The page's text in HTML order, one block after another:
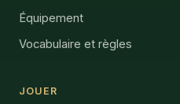
Équipement
Vocabulaire et règles
JOUER